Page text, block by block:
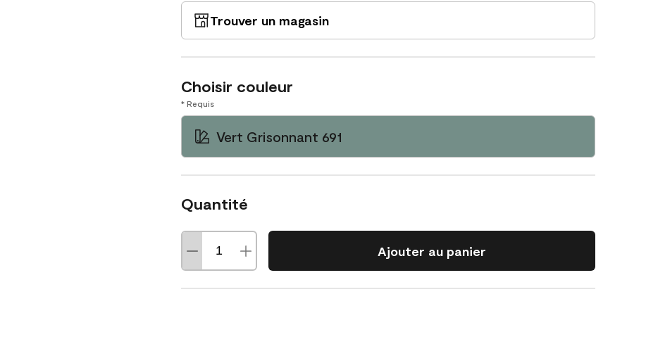
Trouver un magasin
Choisir couleur
* Requis
Vert Grisonnant 691
Quantité
Ajouter au panier